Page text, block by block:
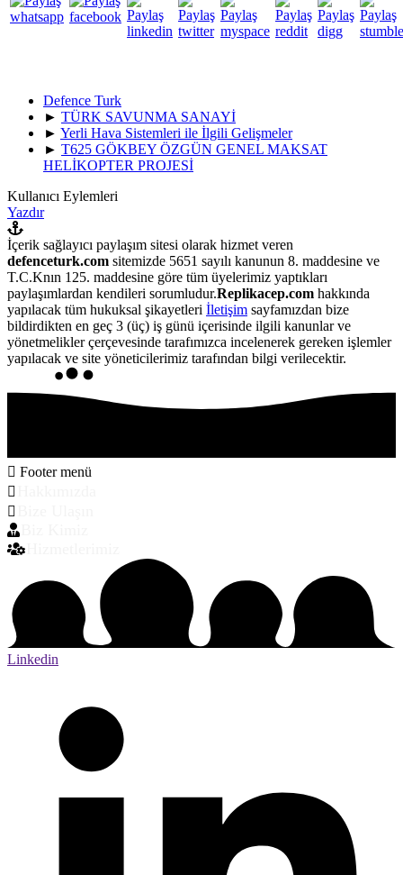
Defence Turk
► TÜRK SAVUNMA SANAYİ
► Yerli Hava Sistemleri ile İlgili Gelişmeler
► T625 GÖKBEY ÖZGÜN GENEL MAKSAT
HELİKOPTER PROJESİ
Kullanıcı Eylemleri
Yazdır
İçerik sağlayıcı paylaşım sitesi olarak hizmet veren
defenceturk.com sitemizde 5651 sayılı kanunun 8. maddesine ve
T.C.Knın 125. maddesine göre tüm üyelerimiz yaptıkları
paylaşımlardan kendileri sorumludur.Replikacep.com hakkında
yapılacak tüm hukuksal şikayetleri İletişim sayfamızdan bize
bildirdikten en geç 3 (üç) iş günü içerisinde ilgili kanunlar ve
yönetmelikler çerçevesinde tarafımızca incelenerek gereken işlemler
yapılacak ve site yöneticilerimiz tarafından bilgi verilecektir.
Footer menü
Linkedin